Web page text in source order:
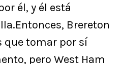
él, y él está
Brereton
que tomar por sí
pero West Ham